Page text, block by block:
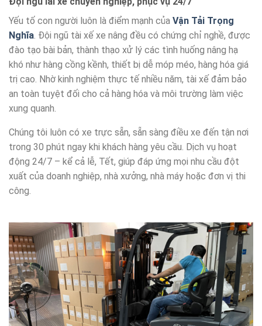
Yếu tố con người luôn là điểm mạnh của Vận Tải Trọng
Nghĩa. Đội ngũ tài xế xe nâng đều có chứng chỉ nghề, được
đào tạo bài bản, thành thạo xử lý các tình huống nâng hạ
khó như hàng cồng kềnh, thiết bị dễ móp méo, hàng hóa giá
trị cao. Nhờ kinh nghiệm thực tế nhiều năm, tài xế đảm bảo
an toàn tuyệt đối cho cả hàng hóa và môi trường làm việc
xung quanh.
Chúng tôi luôn có xe trực sẵn, sẵn sàng điều xe đến tận nơi
trong 30 phút ngay khi khách hàng yêu cầu. Dịch vụ hoạt
động 24/7 – kể cả lễ, Tết, giúp đáp ứng mọi nhu cầu đột
xuất của doanh nghiệp, nhà xưởng, nhà máy hoặc đơn vị thi
công.